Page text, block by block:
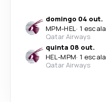
domingo 04 out.
MPM-HEL· 1 escala
Qatar Airways
quinta 08 out.
HEL-MPM· 1 escala
Qatar Airways